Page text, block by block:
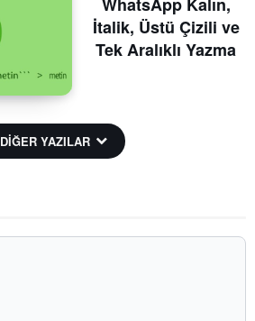
İtalik, Üstü Çizili ve
Tek Aralıklı Yazma
DİĞER YAZILAR